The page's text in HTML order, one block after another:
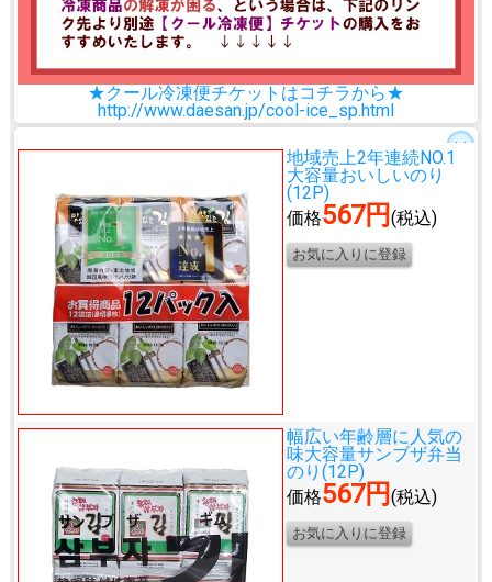
★クール冷凍便チケットはコチラから★
http://www.daesan.jp/cool-ice_sp.html
地域売上2年連続NO.1
大容量おいしいのり
(12P)
価格567円 (税込)
幅広い年齢層に人気の
味大容量サンブザ弁当
のり(12P)
価格567円 (税込)